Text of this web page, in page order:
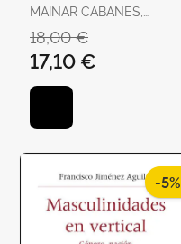
MAINAR CABANES,
18,00 €
17,10 €
-5%